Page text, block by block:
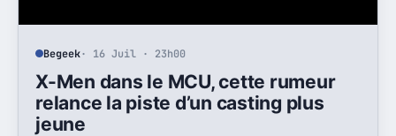
Begeek· 16 Juil · 23h00
X-Men dans le MCU, cette rumeur
relance la piste d’un casting plus
jeune